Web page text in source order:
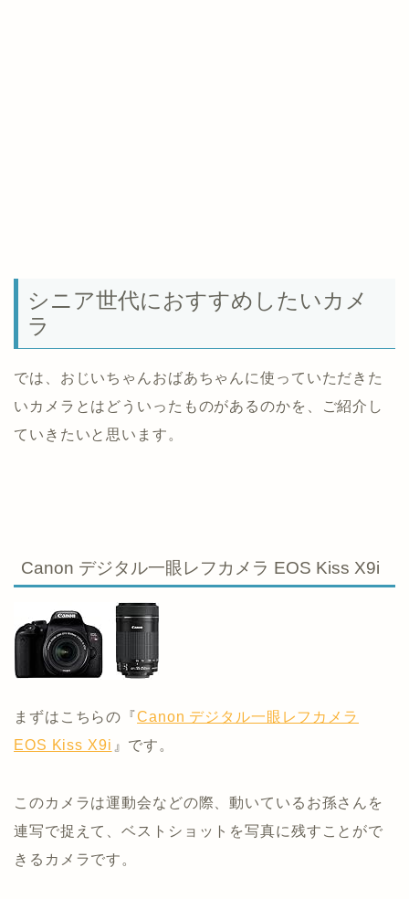
シニア世代におすすめしたいカメ
ラ
では、おじいちゃんおばあちゃんに使っていただきた
いカメラとはどういったものがあるのかを、ご紹介し
ていきたいと思います。
Canon デジタル一眼レフカメラ EOS Kiss X9i
まずはこちらの『Canon デジタル一眼レフカメラ
EOS Kiss X9i 』です。
このカメラは運動会などの際、動いているお孫さんを
連写で捉えて、ベストショットを写真に残すことがで
きるカメラです。